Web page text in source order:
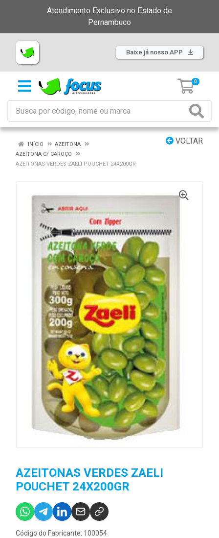
Atendimento Exclusivo no Estado de
Pernambuco
Baixe já nosso APP
0
VOLTAR
INÍCIO
AZEITONA
AZEITONA C/ CAROÇO
AZEITONAS VERDES ZAELI POUCHET 24X200GR
AZEITONAS VERDES ZAELI
POUCHET 24X200GR
Código do Fabricante: 100054